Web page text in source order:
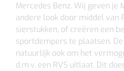
Mercedes Benz. Wij geven je
andere look door middel van
sierstukken, of creëren een
sportdempers te plaatsen.
natuurlijk ook om het
d.m.v. een RVS uitlaat. Dit